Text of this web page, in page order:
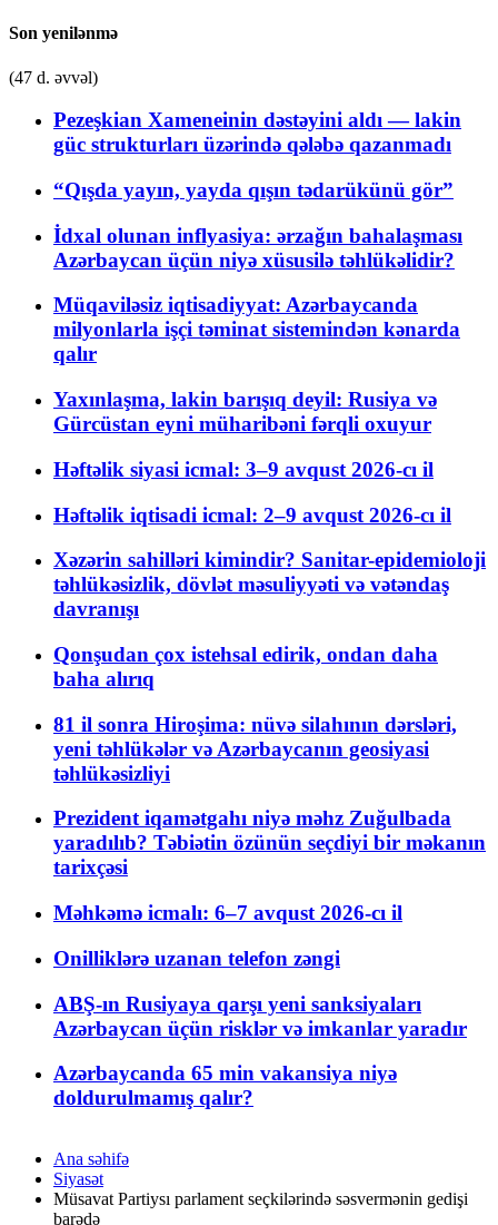
Son yenilənmə
(47 d. əvvəl)
Pezeşkian Xameneinin dəstəyini aldı — lakin
güc strukturları üzərində qələbə qazanmadı
“Qışda yayın, yayda qışın tədarükünü gör”
İdxal olunan inflyasiya: ərzağın bahalaşması
Azərbaycan üçün niyə xüsusilə təhlükəlidir?
Müqaviləsiz iqtisadiyyat: Azərbaycanda
milyonlarla işçi təminat sistemindən kənarda
qalır
Yaxınlaşma, lakin barışıq deyil: Rusiya və
Gürcüstan eyni müharibəni fərqli oxuyur
Həftəlik siyasi icmal: 3–9 avqust 2026-cı il
Həftəlik iqtisadi icmal: 2–9 avqust 2026-cı il
Xəzərin sahilləri kimindir? Sanitar-epidemioloji
təhlükəsizlik, dövlət məsuliyyəti və vətəndaş
davranışı
Qonşudan çox istehsal edirik, ondan daha
baha alırıq
81 il sonra Hiroşima: nüvə silahının dərsləri,
yeni təhlükələr və Azərbaycanın geosiyasi
təhlükəsizliyi
Prezident iqamətgahı niyə məhz Zuğulbada
yaradılıb? Təbiətin özünün seçdiyi bir məkanın
tarixçəsi
Məhkəmə icmalı: 6–7 avqust 2026-cı il
Onilliklərə uzanan telefon zəngi
ABŞ-ın Rusiyaya qarşı yeni sanksiyaları
Azərbaycan üçün risklər və imkanlar yaradır
Azərbaycanda 65 min vakansiya niyə
doldurulmamış qalır?
Ana səhifə
Siyasət
Müsavat Partiysı parlament seçkilərində səsvermənin gedişi
barədə